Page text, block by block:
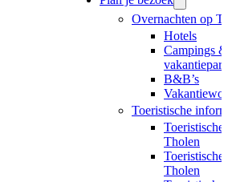
Overnachten op
Hotels
Campings &
B&B’s
Toeristische
Toeristische
Tholen
Toeristische
Tholen